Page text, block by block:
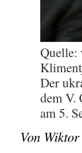
Quelle:
Der
dem V.
am 5.
Von